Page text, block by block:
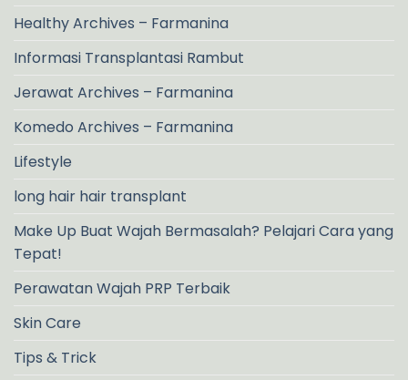
Healthy Archives – Farmanina
Informasi Transplantasi Rambut
Jerawat Archives – Farmanina
Komedo Archives – Farmanina
Lifestyle
long hair hair transplant
Make Up Buat Wajah Bermasalah? Pelajari Cara yang
Tepat!
Perawatan Wajah PRP Terbaik
Skin Care
Tips & Trick